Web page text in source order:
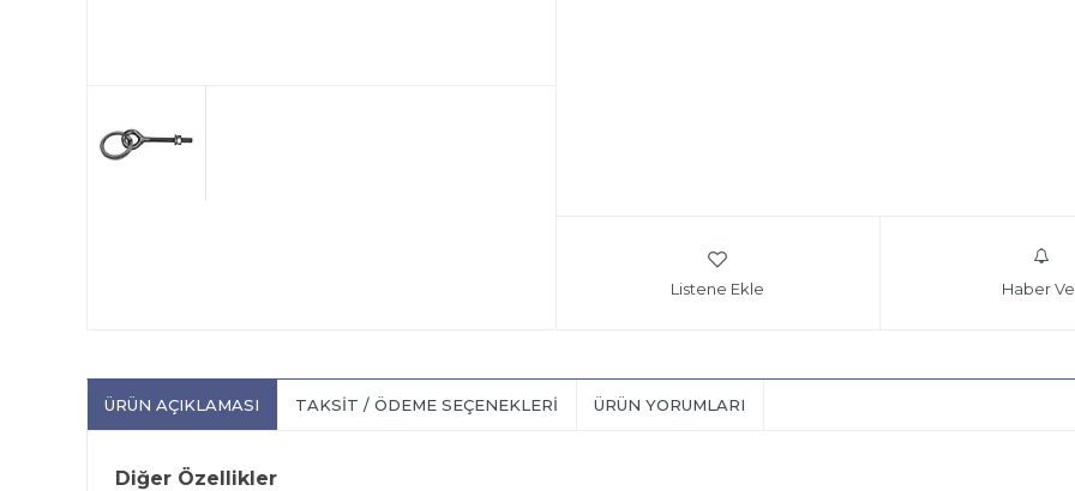
Listene Ekle Haber
ÜRÜN AÇIKLAMASI TAKSIT / ÖDEME SEÇENEKLERI ÜRÜN YORUMLARI
Diğer Özellikler